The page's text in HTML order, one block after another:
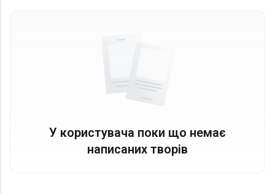
У користувача поки що немає
написаних творів